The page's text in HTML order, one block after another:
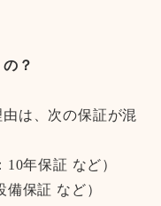
？
は、次の保証が混
年保証 など）
保証 など）